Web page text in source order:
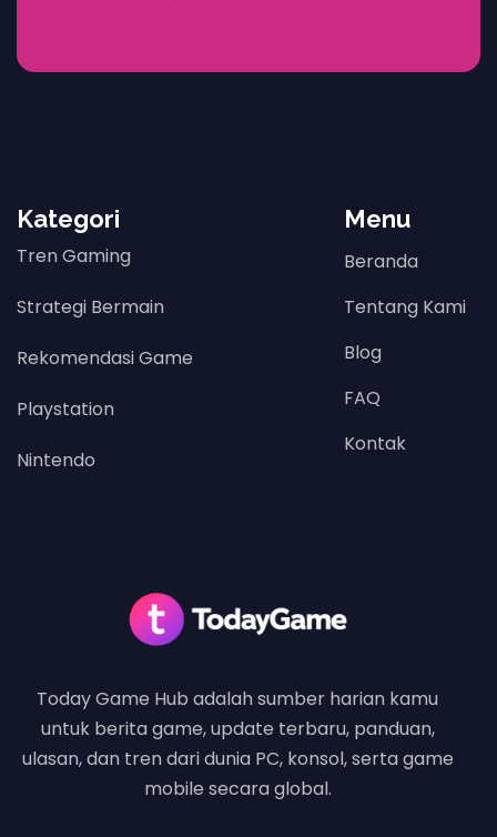
Today Game Hub adalah sumber harian kamu
untuk berita game, update terbaru, panduan,
ulasan, dan tren dari dunia PC, konsol, serta game
mobile secara global.
Kategori
Tren Gaming
Strategi Bermain
Rekomendasi Game
Playstation
Nintendo
Menu
Beranda
Tentang Kami
Blog
FAQ
Kontak